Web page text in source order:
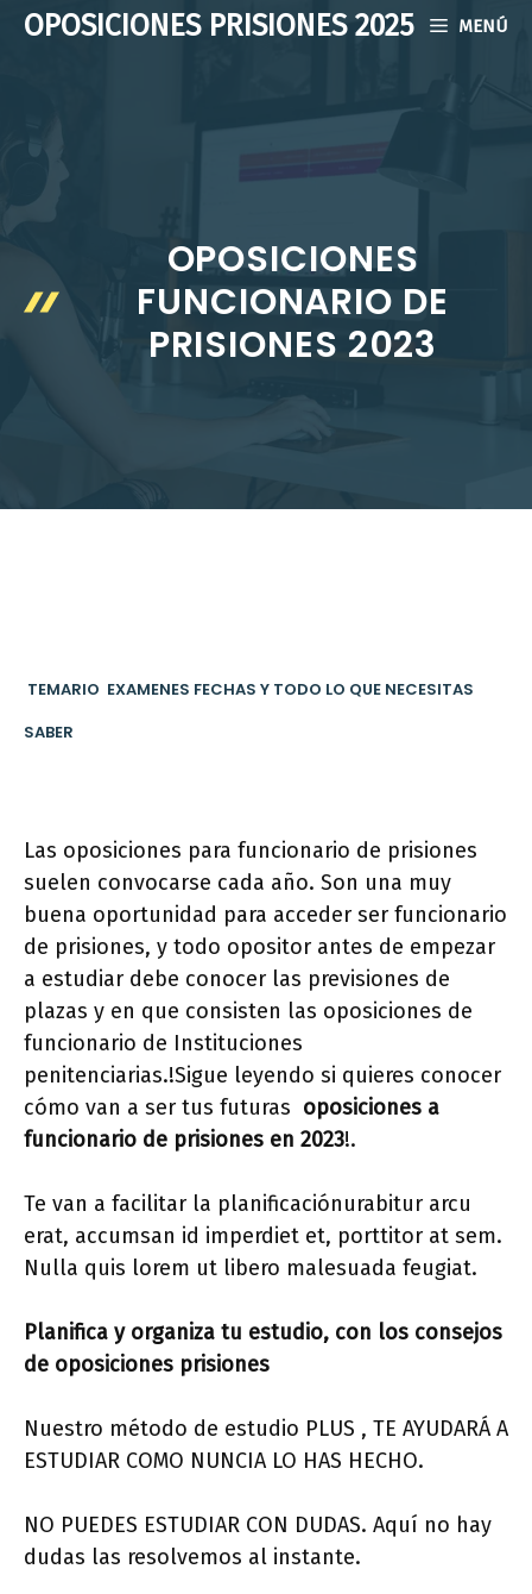
Saltar
OPOSICIONES PRISIONES 2025 MENÚ
OPOSICIONES
FUNCIONARIO DE
PRISIONES 2023
TEMARIO EXAMENES FECHAS Y TODO LO QUE NECESITAS
SABER
Las oposiciones para funcionario de prisiones
suelen convocarse cada año. Son una muy
buena oportunidad para acceder ser funcionario
de prisiones, y todo opositor antes de empezar
a estudiar debe conocer las previsiones de
plazas y en que consisten las oposiciones de
funcionario de Instituciones
penitenciarias.!Sigue leyendo si quieres conocer
cómo van a ser tus futuras oposiciones a
funcionario de prisiones en 2023!.
Te van a facilitar la planificaciónurabitur arcu
erat, accumsan id imperdiet et, porttitor at sem.
Nulla quis lorem ut libero malesuada feugiat.
Planifica y organiza tu estudio, con los consejos
de oposiciones prisiones
Nuestro método de estudio PLUS , TE AYUDARÁ A
ESTUDIAR COMO NUNCIA LO HAS HECHO.
NO PUEDES ESTUDIAR CON DUDAS. Aquí no hay
dudas las resolvemos al instante.